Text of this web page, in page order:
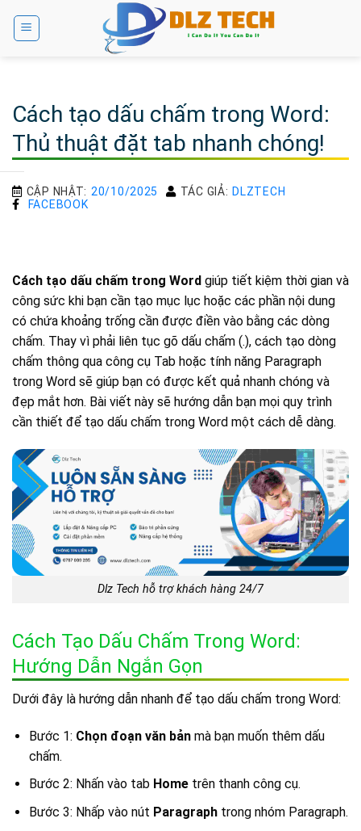
Cách tạo dấu chấm trong Word:
Thủ thuật đặt tab nhanh chóng!
CẬP NHẬT: 20/10/2025 TÁC GIẢ: DLZTECH
FACEBOOK
Cách tạo dấu chấm trong Word giúp tiết kiệm thời gian và
công sức khi bạn cần tạo mục lục hoặc các phần nội dung
có chứa khoảng trống cần được điền vào bằng các dòng
chấm. Thay vì phải liên tục gõ dấu chấm (.), cách tạo dòng
chấm thông qua công cụ Tab hoặc tính năng Paragraph
trong Word sẽ giúp bạn có được kết quả nhanh chóng và
đẹp mắt hơn. Bài viết này sẽ hướng dẫn bạn mọi quy trình
cần thiết để tạo dấu chấm trong Word một cách dễ dàng.
Dlz Tech hỗ trợ khách hàng 24/7
Cách Tạo Dấu Chấm Trong Word:
Hướng Dẫn Ngắn Gọn
Dưới đây là hướng dẫn nhanh để tạo dấu chấm trong Word:
Bước 1: Chọn đoạn văn bảnmà bạn muốn thêm dấu
chấm.
Bước 2: Nhấn vào tab Hometrên thanh công cụ.
Bước 3: Nhấp vào nút Paragraphtrong nhóm Paragraph.